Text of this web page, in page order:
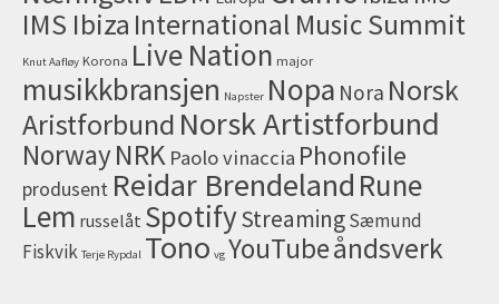
IMS Ibiza International Music Summit
Knut Aafløy Korona Live Nation major
musikkbransjen Napster Nopa Nora Norsk
Aristforbund Norsk Artistforbund
NorwayNRK Paolo vinaccia Phonofile
produsent Reidar Brendeland Rune
Lem russelåt SpotifyStreamingSæmund
Fiskvik Terje Rypdal Tono vg YouTubeåndsverk